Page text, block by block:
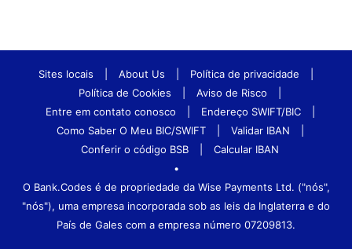
Sites locais About Us Política de privacidade
Política de Cookies
Aviso de Risco
Entre em contato conosco
Endereço SWIFT/BIC
Como Saber O Meu BIC/SWIFT
Validar IBAN
Conferir o código BSB
Calcular IBAN
•
O Bank.Codes é de propriedade da Wise Payments Ltd. ("nós",
"nós"), uma empresa incorporada sob as leis da Inglaterra e do
País de Gales com a empresa número 07209813.